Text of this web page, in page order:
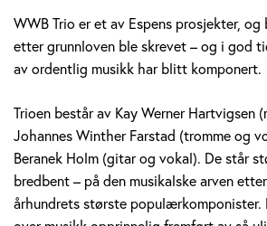
WWB Trio er et av Espens prosjekter,
etter grunnloven ble skrevet – og i god
av ordentlig musikk har blitt komponert.
Trioen består av Kay Werner Hartvigsen
Johannes Winther Farstad (tromme og
Beranek Holm (gitar og vokal). De står
bredbent – på den musikalske arven
århundrets største populærkomponister.